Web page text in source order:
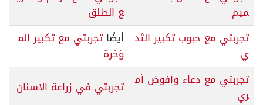
ميم
ع الطلق
تجربتي مع حبوب تكبير الثد
ي
أيضًاتجربتي مع تكبير الم
ؤخرة
تجربتي مع دعاء وأفوض أم
ري
تجربتي في زراعة الاسنان